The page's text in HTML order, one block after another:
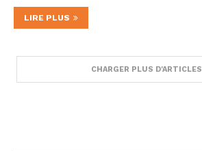
LIRE PLUS
CHARGER PLUS D'ARTICLES